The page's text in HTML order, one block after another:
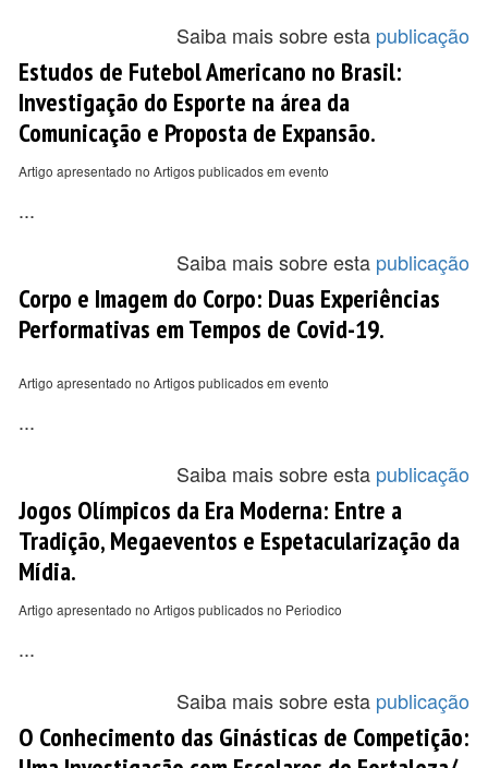
Saiba mais sobre esta publicação
Estudos de Futebol Americano no Brasil:
Investigação do Esporte na área da
Comunicação e Proposta de Expansão.
Artigo apresentado no Artigos publicados em evento
...
Saiba mais sobre esta publicação
Corpo e Imagem do Corpo: Duas Experiências
Performativas em Tempos de Covid-19.
Artigo apresentado no Artigos publicados em evento
...
Saiba mais sobre esta publicação
Jogos Olímpicos da Era Moderna: Entre a
Tradição, Megaeventos e Espetacularização da
Mídia.
Artigo apresentado no Artigos publicados no Periodico
...
Saiba mais sobre esta publicação
O Conhecimento das Ginásticas de Competição: